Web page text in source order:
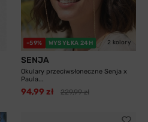
-59% WYSYŁKA 24H 2 kolory
SENJA
Okulary przeciwsłoneczne Senja x
Paula...
94,99 zł 229,99 zł